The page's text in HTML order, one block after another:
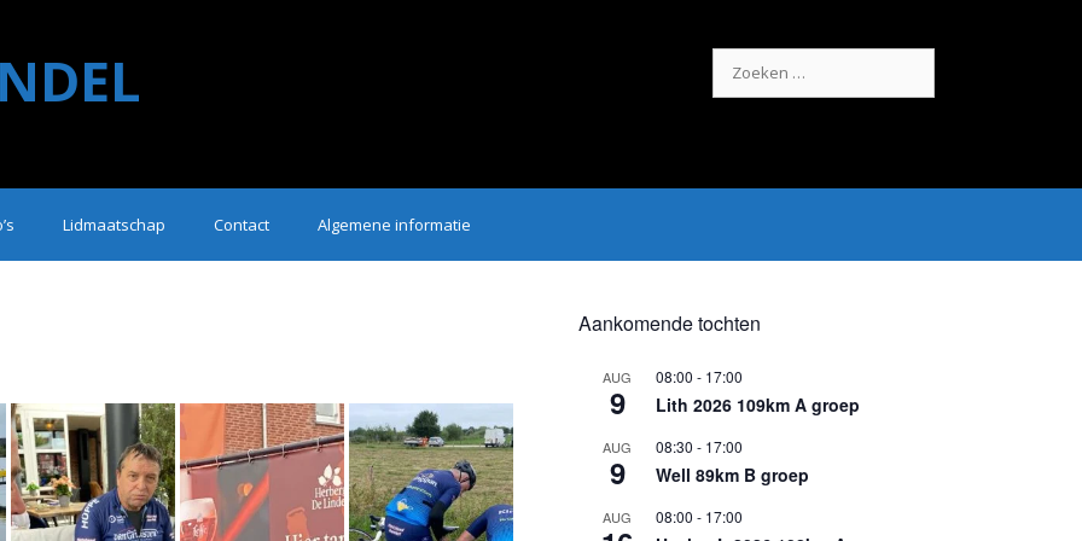
naar:
Lidmaatschap Contact Algemene informatie
Aankomende tochten
AUG
9
08:00 - 17:00
Lith 2026 109km A groep
AUG
9
08:30 - 17:00
Well 89km B groep
AUG 08:00 - 17:00